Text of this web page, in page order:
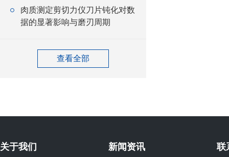
肉质测定剪切力仪刀片钝化对数
据的显著影响与磨刃周期
查看全部
关于我们 新闻资讯 联